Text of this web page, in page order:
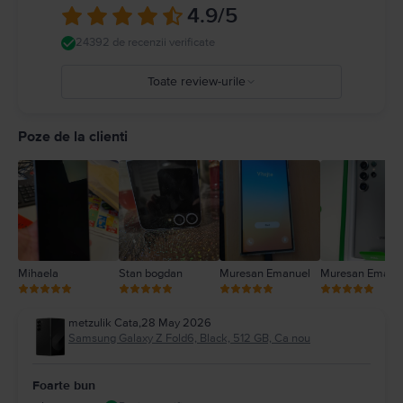
4.9/5
24392 de recenzii verificate
Toate review-urile
2
1
Poze de la clienti
Mihaela Stan bogdan Muresan Emanuel Muresan
metzulik Cata,28 May 2026
Samsung Galaxy Z Fold6, Black, 512 GB, Ca nou
Foarte bun